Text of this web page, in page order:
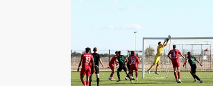
kararlaştırılmıştı. Bu işbirliği
coğrafyalarda da...